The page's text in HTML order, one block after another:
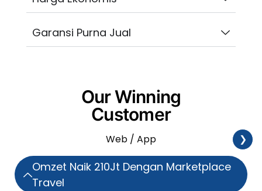
Garansi Purna Jual
Our Winning
Customer
Web / App ❯
Omzet Naik 210Jt Dengan Marketplace
Travel